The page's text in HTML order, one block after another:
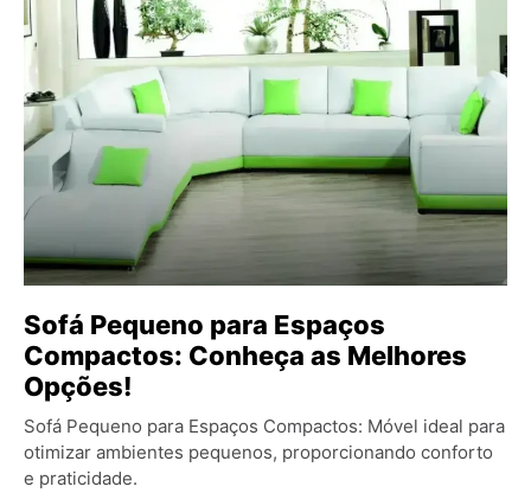
Sofá Pequeno para Espaços
Compactos: Conheça as Melhores
Opções!
Sofá Pequeno para Espaços Compactos: Móvel ideal para
otimizar ambientes pequenos, proporcionando conforto
e praticidade.